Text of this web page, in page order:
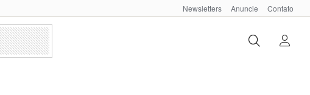
Newsletters Anuncie Contato